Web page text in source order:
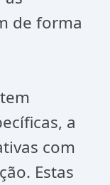
de forma
a
com
Estas